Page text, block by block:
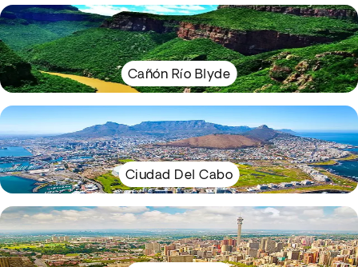
Cañón Río Blyde
Ciudad Del Cabo